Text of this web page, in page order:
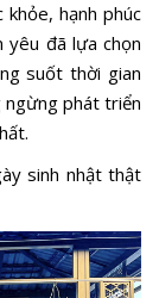
hạnh phúc
yêu đã lựa chọn
suốt thời gian
ngừng phát triển
sinh nhật thật